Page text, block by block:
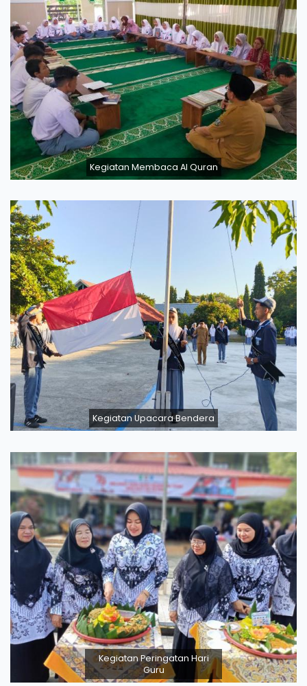
Kegiatan Membaca Al Quran
Kegiatan Upacara Bendera
Kegiatan Peringatan Hari
Guru